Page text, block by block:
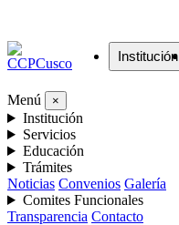
Institución
Menú ×
Institución
Servicios
Educación
Trámites
Noticias Convenios Galería
Comites Funcionales
Transparencia Contacto